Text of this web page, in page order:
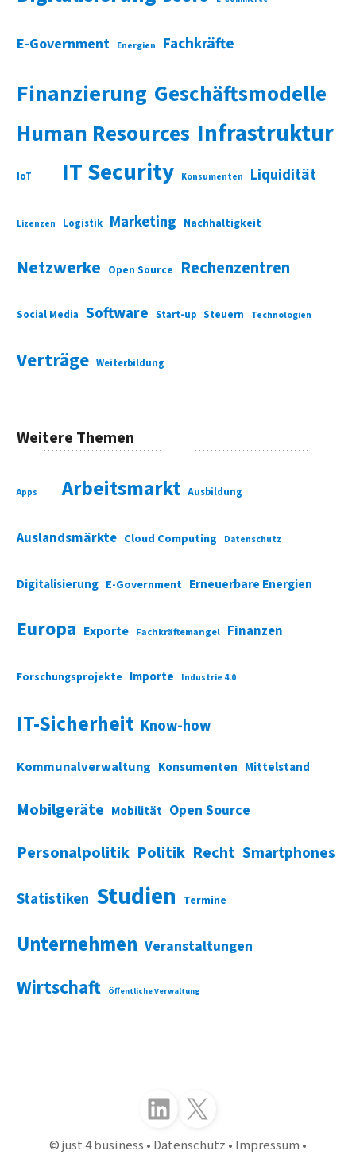
E-Government Energien Fachkräfte
Finanzierung Geschäftsmodelle
Human Resources Infrastruktur
IoT IT Security Konsumenten Liquidität
Lizenzen Logistik Marketing Nachhaltigkeit
Netzwerke Open Source Rechenzentren
Social Media Software Start-up Steuern Technologien
Verträge Weiterbildung
Weitere Themen
Apps Arbeitsmarkt Ausbildung
Auslandsmärkte Cloud Computing Datenschutz
Digitalisierung E-Government Erneuerbare Energien
Europa Exporte Fachkräftemangel Finanzen
Forschungsprojekte Importe Industrie 4.0
IT-Sicherheit Know-how
Kommunalverwaltung Konsumenten Mittelstand
Mobilgeräte Mobilität Open Source
Personalpolitik Politik Recht Smartphones
Statistiken Studien Termine
Unternehmen Veranstaltungen
Wirtschaft Öffentliche Verwaltung
Folgen Sie uns auf LinkedInFolgen Sie uns auf X (Twitter)
just 4 business Datenschutz Impressum